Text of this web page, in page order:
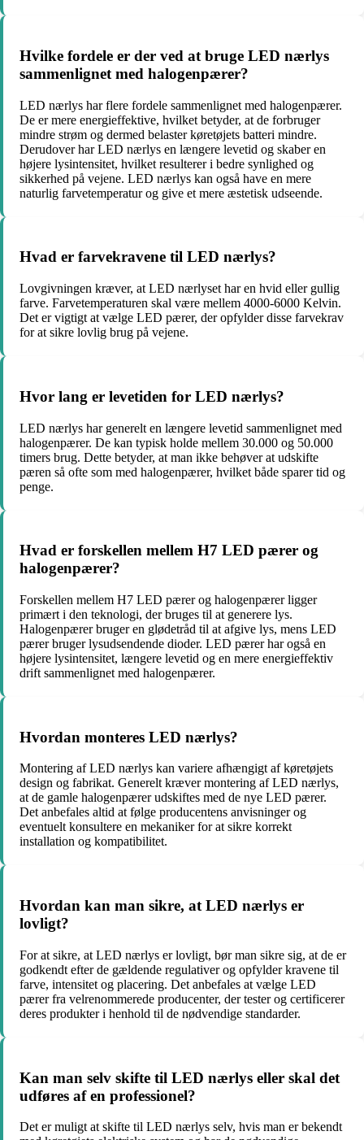
Hvilke fordele er der ved at bruge LED nærlys
sammenlignet med halogenpærer?
LED nærlys har flere fordele sammenlignet med halogenpærer.
De er mere energieffektive, hvilket betyder, at de forbruger
mindre strøm og dermed belaster køretøjets batteri mindre.
Derudover har LED nærlys en længere levetid og skaber en
højere lysintensitet, hvilket resulterer i bedre synlighed og
sikkerhed på vejene. LED nærlys kan også have en mere
naturlig farvetemperatur og give et mere æstetisk udseende.
Hvad er farvekravene til LED nærlys?
Lovgivningen kræver, at LED nærlyset har en hvid eller gullig
farve. Farvetemperaturen skal være mellem 4000-6000 Kelvin.
Det er vigtigt at vælge LED pærer, der opfylder disse farvekrav
for at sikre lovlig brug på vejene.
Hvor lang er levetiden for LED nærlys?
LED nærlys har generelt en længere levetid sammenlignet med
halogenpærer. De kan typisk holde mellem 30.000 og 50.000
timers brug. Dette betyder, at man ikke behøver at udskifte
pæren så ofte som med halogenpærer, hvilket både sparer tid og
penge.
Hvad er forskellen mellem H7 LED pærer og
halogenpærer?
Forskellen mellem H7 LED pærer og halogenpærer ligger
primært i den teknologi, der bruges til at generere lys.
Halogenpærer bruger en glødetråd til at afgive lys, mens LED
pærer bruger lysudsendende dioder. LED pærer har også en
højere lysintensitet, længere levetid og en mere energieffektiv
drift sammenlignet med halogenpærer.
Hvordan monteres LED nærlys?
Montering af LED nærlys kan variere afhængigt af køretøjets
design og fabrikat. Generelt kræver montering af LED nærlys,
at de gamle halogenpærer udskiftes med de nye LED pærer.
Det anbefales altid at følge producentens anvisninger og
eventuelt konsultere en mekaniker for at sikre korrekt
installation og kompatibilitet.
Hvordan kan man sikre, at LED nærlys er
lovligt?
For at sikre, at LED nærlys er lovligt, bør man sikre sig, at de er
godkendt efter de gældende regulativer og opfylder kravene til
farve, intensitet og placering. Det anbefales at vælge LED
pærer fra velrenommerede producenter, der tester og certificerer
deres produkter i henhold til de nødvendige standarder.
Kan man selv skifte til LED nærlys eller skal det
udføres af en professionel?
Det er muligt at skifte til LED nærlys selv, hvis man er bekendt